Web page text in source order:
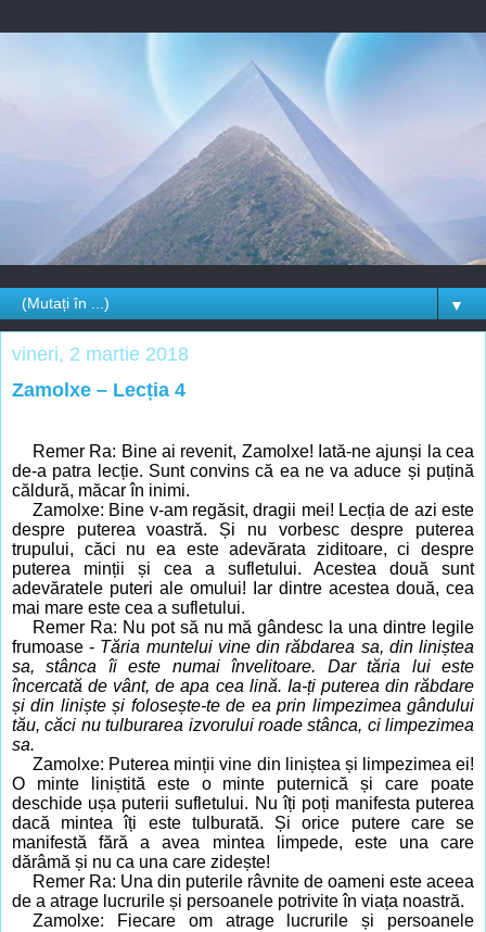
▼
vineri, 2 martie 2018
Zamolxe – Lecția 4
Remer Ra: Bine ai revenit, Zamolxe! Iată-ne ajunși la cea
de-a patra lecție. Sunt convins că ea ne va aduce și puțină
căldură, măcar în inimi.
Zamolxe: Bine v-am regăsit, dragii mei! Lecția de azi este
despre puterea voastră. Și nu vorbesc despre puterea
trupului, căci nu ea este adevărata ziditoare, ci despre
puterea minții și cea a sufletului. Acestea două sunt
adevăratele puteri ale omului! Iar dintre acestea două, cea
mai mare este cea a sufletului.
Remer Ra: Nu pot să nu mă gândesc la una dintre legile
frumoase - Tăria muntelui vine din răbdarea sa, din liniștea
sa, stânca îi este numai învelitoare. Dar tăria lui este
încercată de vânt, de apa cea lină. Ia-ți puterea din răbdare
și din liniște și folosește-te de ea prin limpezimea gândului
tău, căci nu tulburarea izvorului roade stânca, ci limpezimea
sa.
Zamolxe: Puterea minții vine din liniștea și limpezimea ei!
O minte liniștită este o minte puternică și care poate
deschide ușa puterii sufletului. Nu îți poți manifesta puterea
dacă mintea îți este tulburată. Și orice putere care se
manifestă fără a avea mintea limpede, este una care
dărâmă și nu ca una care zidește!
Remer Ra: Una din puterile râvnite de oameni este aceea
de a atrage lucrurile și persoanele potrivite în viața noastră.
Zamolxe: Fiecare om atrage lucrurile și persoanele